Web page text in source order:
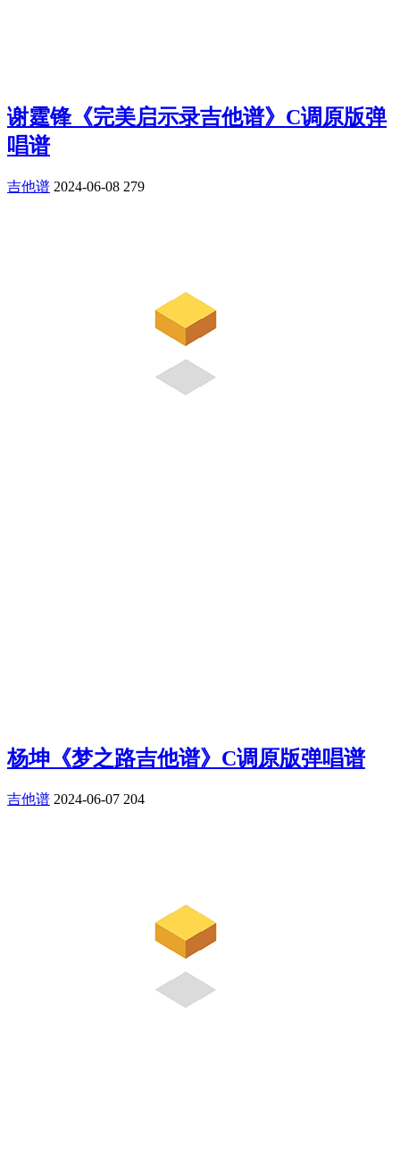
谢霆锋《完美启示录吉他谱》C调原版弹
唱谱
吉他谱 2024-06-08 279
杨坤《梦之路吉他谱》C调原版弹唱谱
吉他谱 2024-06-07 204